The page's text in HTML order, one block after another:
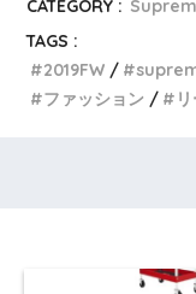
CATEGORY :
TAGS :
2019FW
ファッション